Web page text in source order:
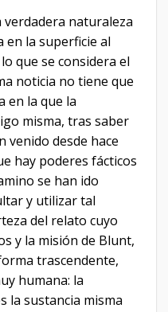
naturaleza
la superficie al
que se considera el
noticia no tiene que
en la que la
misma, tras saber
desde hace
hay poderes fácticos
se han ido
y utilizar tal
del relato cuyo
y la misión de Blunt,
trascendente,
humana: la
la sustancia misma